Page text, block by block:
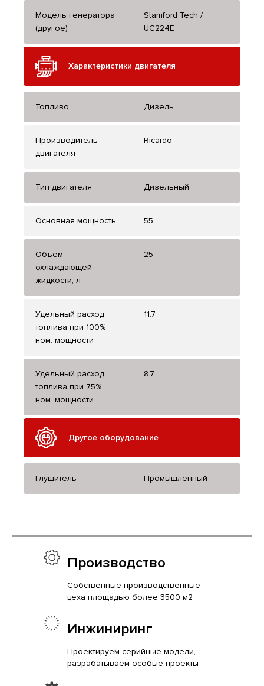
Модель генератора
(другое)
Stamford Tech /
UC224E
Характеристики двигателя
Топливо Дизель
Производитель
двигателя
Ricardo
Тип двигателя Дизельный
Основная мощность 55
Объем
охлаждающей
жидкости, л
25
Удельный расход
топлива при 100%
ном. мощности
11.7
Удельный расход
топлива при 75%
ном. мощности
8.7
Другое оборудование
Глушитель Промышленный
Производство
Собственные производственные
цеха площадью более 3500 м2
Инжиниринг
Проектируем серийные модели,
разрабатываем особые проекты